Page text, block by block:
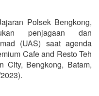
Polsek Bengkong,
penjagaan dan
(UAS) saat agenda
Cafe and Resto Teh
City, Bengkong, Batam,